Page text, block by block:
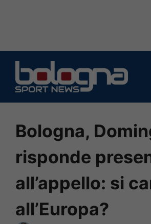
contenuto
Bologna,
risponde
all’appello: si
all’Europa?